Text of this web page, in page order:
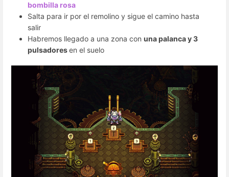
bombilla rosa
Salta para ir por el remolino y sigue el camino hasta
salir
Habremos llegado a una zona con una palanca y 3
pulsadoresen el suelo